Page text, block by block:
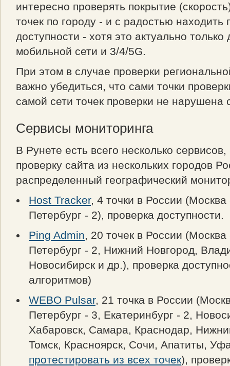
интересно проверять покрытие
точек по городу - и с радостью находить
доступности - хотя это актуально только
мобильной сети и 3/4/5G.
При этом в случае проверки
важно убедиться, что сами точки
самой сети точек проверки не нарушена
Сервисы мониторинга
В Рунете есть всего несколько
проверку сайта из нескольких городов
распределенный географический
Host Tracker, 4 точки в России (Москва
Петербург - 2), проверка доступности.
Ping Admin, 20 точек в России
Петербург - 2, Нижний Новгород,
Новосибирск и др.), проверка
алгоритмов)
WEBO Pulsar, 21 точка в России
Петербург - 3, Екатеринбург - 2,
Хабаровск, Самара, Краснодар,
Томск, Красноярск, Сочи, Апатиты,
протестировать из всех точек),